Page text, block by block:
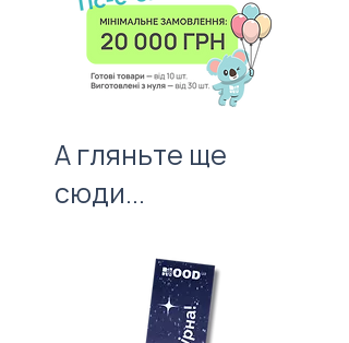
важливий атрибут першого
враження!
А гляньте ще
сюди...